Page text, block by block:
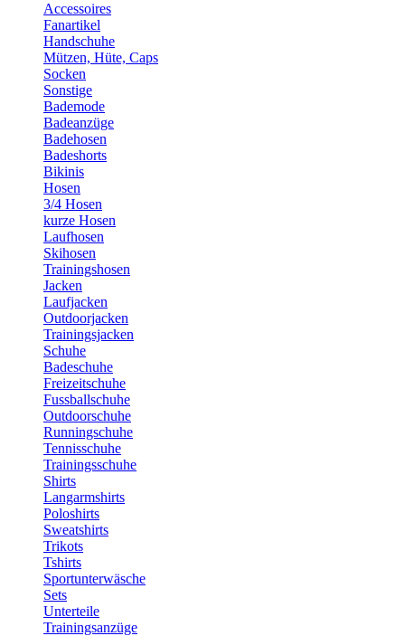
Accessoires
Fanartikel
Handschuhe
Mützen, Hüte, Caps
Socken
Sonstige
Bademode
Badeanzüge
Badehosen
Badeshorts
Bikinis
Hosen
3/4 Hosen
kurze Hosen
Laufhosen
Skihosen
Trainingshosen
Jacken
Laufjacken
Outdoorjacken
Trainingsjacken
Schuhe
Badeschuhe
Freizeitschuhe
Fussballschuhe
Outdoorschuhe
Runningschuhe
Tennisschuhe
Trainingsschuhe
Shirts
Langarmshirts
Poloshirts
Sweatshirts
Trikots
Tshirts
Sportunterwäsche
Sets
Unterteile
Trainingsanzüge